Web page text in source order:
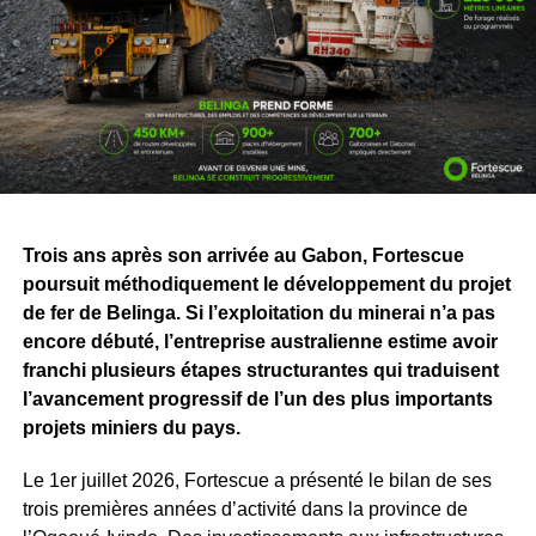
d’opérations « The Hive » permet de suivre à distance les
activités minières, ferroviaires et portuaires grâce aux
données en temps réel et aux technologies autonomes.
Le groupe transporte ainsi plus de 200millions de
tonnes de minerai chaque année
. Il emploie plus de20
000 personnes, a réalisé des projets d’une valeur de
de tonnes de minerai à travers le monde.
Pour le Gabon, cette visite va bien au-delà de la
découverte d’installations industrielles. Elle permet de
mieux mesurer ce que représentera, demain, le
développement de Belinga, actuellement en phase
d’exploration par Fortescue Belinga.
Derrière les chiffres et les machines, l’enjeu concerne
surtout les emplois, la formation des jeunes, les
Trois ans après son arrivée au Gabon, Fortescue
poursuit méthodiquement le développement du projet
de fer de Belinga. Si l’exploitation du minerai n’a pas
encore débuté, l’entreprise australienne estime avoir
franchi plusieurs étapes structurantes qui traduisent
l’avancement progressif de l’un des plus importants
projets miniers du pays.
Le 1er juillet 2026, Fortescue a présenté le bilan de ses
trois premières années d’activité dans la province de